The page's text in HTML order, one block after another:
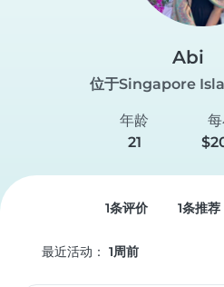
Abi
位于Singapore
年龄
21
1条评价 1条推荐
最近活动： 1周前